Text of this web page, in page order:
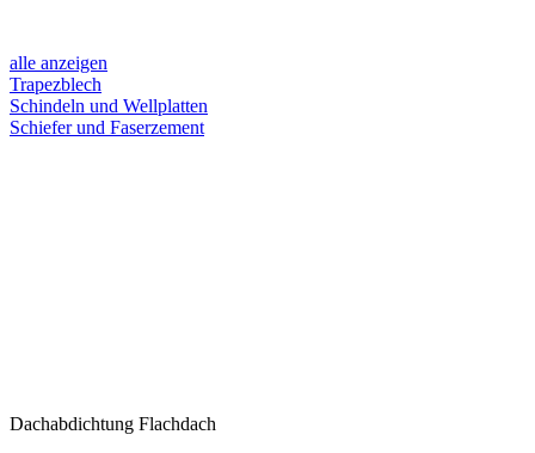
alle anzeigen
Trapezblech
Schindeln und Wellplatten
Schiefer und Faserzement
Dachabdichtung Flachdach